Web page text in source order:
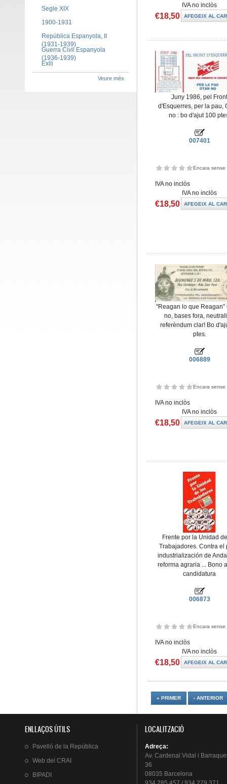
IVA no inclòs
€18,50
Juny 1986, pel
d'Esquerres, per la pau,
no : bo d'ajut 100
007401
Encara sense
IVA no inclòs
IVA no inclòs
€18,50
"Reagan lo que Reagan"
no, bases fora,
referèndum clar! Bo
ptes.
006889
Encara sense
IVA no inclòs
IVA no inclòs
€18,50
Frente por la Unidad
Trabajadores. Contra el
industrialización de
reforma agraria ... Bono
candidatura
006873
Encara sense
IVA no inclòs
IVA no inclòs
€18,50
« PRIMER ‹ ANTERIOR
Segle XIX
1900-1931
República Espanyola, II
(1931-1939)
Guerra Civil Espanyola
(1936-1939)
Exili
Veure més
ENLLAÇOS ÚTILS
Pavelló de la República
Web del CRAI
BIPADI
LOCALITZACIÓ
Adreça:
Av. Cardenal Vidal i
36
08035 Barcelona